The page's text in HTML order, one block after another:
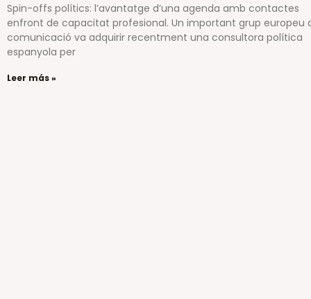
Spin-offs polítics: l’avantatge d’una agenda amb contactes
enfront de capacitat profesional. Un important grup europeu
comunicació va adquirir recentment una consultora política
espanyola per
Leer más »